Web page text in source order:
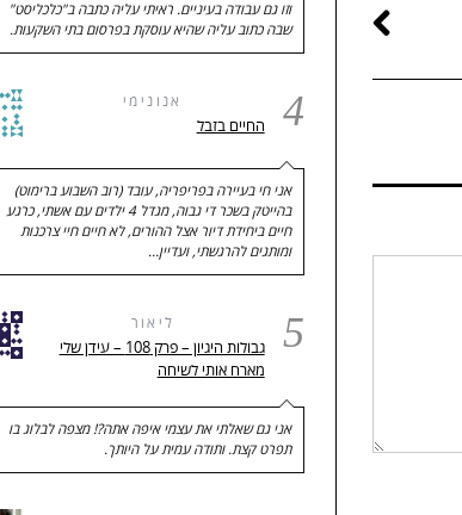
וזו גם עבודה בעיניים. ראיתי עליה כתבה ב"כלכליסט"
שבה כתוב עליה שהיא עוסקת בפרסום בתי השקעות.
4 אנונימי
החיים בזבל
אני חי בעיירה בפריפריה, עובד (רוב השבוע ברימוט)
בהייטק בשכר די גבוה, מגדל 4 ילדים עם אשתי, כרגע
חיים ביחידת דיור אצל ההורים, לא חיים חיי צרכנות
ומותגים להרגשתי, ועדיין…
5 ליאור
גבולות היגיון – פרק 108 – עידן שלי
מארח אותי לשיחה
אני גם שאלתי את עצמי איפה אתה?! מצפה לבלוג בו
תפרט קצת. ותודה עמית על היותך.